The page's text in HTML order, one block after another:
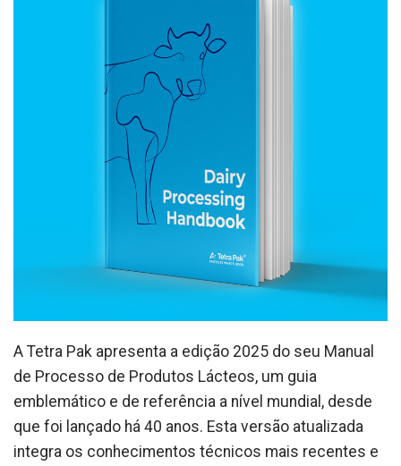
A Tetra Pak apresenta a edição 2025 do seu Manual
de Processo de Produtos Lácteos, um guia
emblemático e de referência a nível mundial, desde
que foi lançado há 40 anos. Esta versão atualizada
integra os conhecimentos técnicos mais recentes e